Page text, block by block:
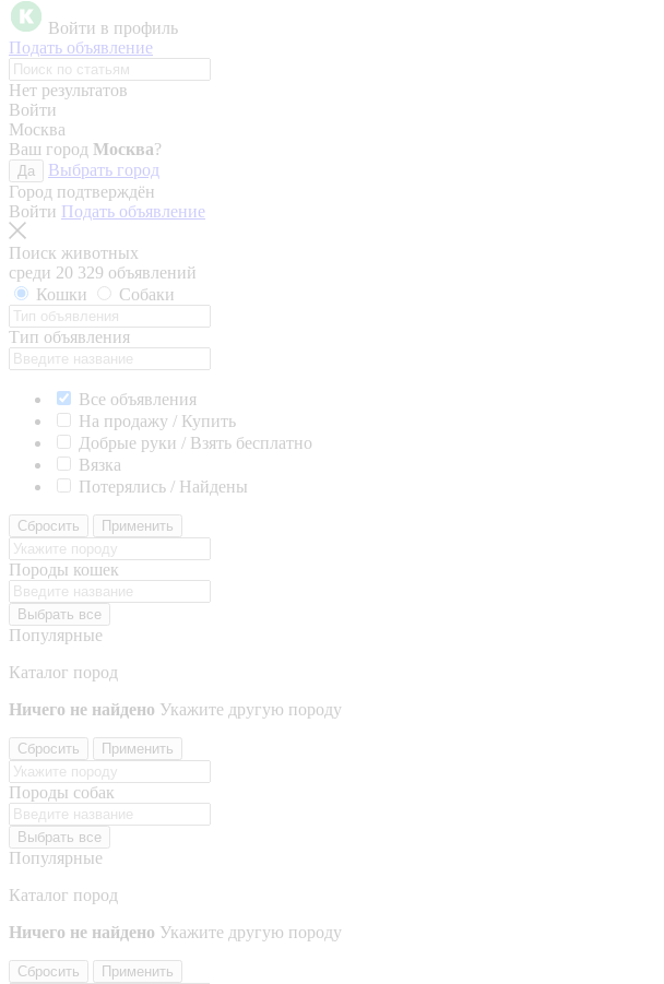
Войти в профиль
Подать объявление
Нет результатов
Войти
Москва
Ваш город Москва?
Да
Выбрать город
Город подтверждён
Войти Подать объявление
Поиск животных
среди 20 329 объявлений
Кошки
Собаки
Тип объявления
Все объявления
На продажу / Купить
Добрые руки / Взять бесплатно
Вязка
Потерялись / Найдены
Сбросить Применить
Породы кошек
Выбрать все
Популярные
Каталог пород
Ничего не найдено Укажите другую породу
Сбросить Применить
Породы собак
Выбрать все
Популярные
Каталог пород
Ничего не найдено Укажите другую породу
Сбросить Применить